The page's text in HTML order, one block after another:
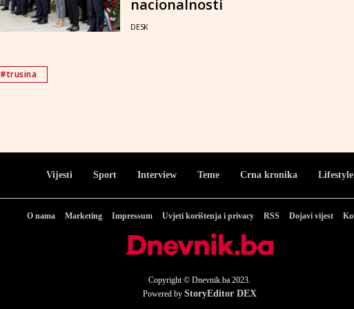
nacionalnosti
DESK
#trusina
Vijesti Sport Interview Teme Crna kronika Lifestyle
O nama Marketing Impressum Uvjeti korištenja i privacy RSS Dojavi vijest
Copyright © Dnevnik.ba 2023.
Powered by StoryEditor DEX